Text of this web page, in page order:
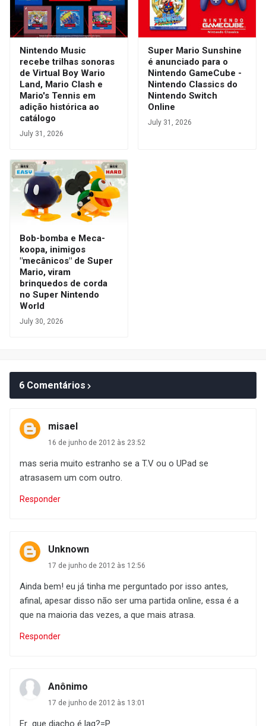
Nintendo Music
recebe trilhas sonoras
de Virtual Boy Wario
Land, Mario Clash e
Mario's Tennis em
adição histórica ao
catálogo
July 31, 2026
Super Mario Sunshine
é anunciado para o
Nintendo GameCube -
Nintendo Classics do
Nintendo Switch
Online
July 31, 2026
Bob-bomba e Meca-
koopa, inimigos
"mecânicos" de Super
Mario, viram
brinquedos de corda
no Super Nintendo
World
July 30, 2026
6 Comentários
misael
16 de junho de 2012 às 23:52
mas seria muito estranho se a T.V ou o UPad se
atrasasem um com outro.
Responder
Unknown
17 de junho de 2012 às 12:56
Ainda bem! eu já tinha me perguntado por isso antes,
afinal, apesar disso não ser uma partida online, essa é a
que na maioria das vezes, a que mais atrasa.
Responder
Anônimo
17 de junho de 2012 às 13:01
Er...que diacho é lag?=P